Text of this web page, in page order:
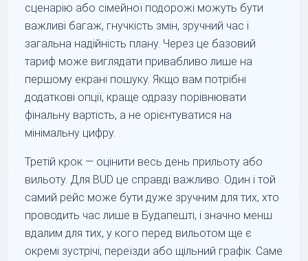
сценарію або сімейної подорожі можуть бути
важливі багаж, гнучкість змін, зручний час і
загальна надійність плану. Через це базовий
тариф може виглядати привабливо лише на
першому екрані пошуку. Якщо вам потрібні
додаткові опції, краще одразу порівнювати
фінальну вартість, а не орієнтуватися на
мінімальну цифру.
Третій крок — оцінити весь день прильоту або
вильоту. Для BUD це справді важливо. Один і той
самий рейс може бути дуже зручним для тих, хто
проводить час лише в Будапешті, і значно менш
вдалим для тих, у кого перед вильотом ще є
окремі зустрічі, переїзди або щільний графік. Саме